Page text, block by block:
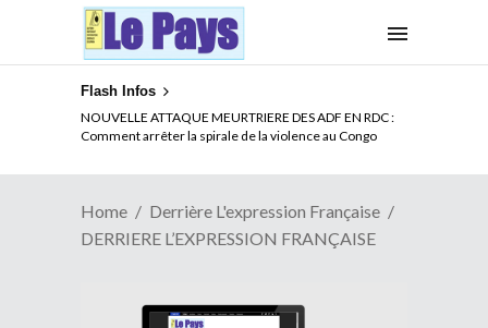
Flash Infos
NOUVELLE ATTAQUE MEURTRIERE DES ADF EN RDC :
Comment arrêter la spirale de la violence au Congo
Home
Derrière L'expression Française
DERRIERE L’EXPRESSION FRANÇAISE